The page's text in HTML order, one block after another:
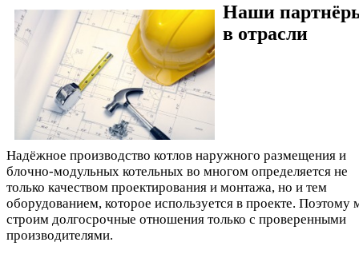
Наши
в отрасли
Надёжное производство котлов наружного размещения и
блочно-модульных котельных во многом определяется не
только качеством проектирования и монтажа, но и тем
оборудованием, которое используется в проекте. Поэтому
строим долгосрочные отношения только с проверенными
производителями.